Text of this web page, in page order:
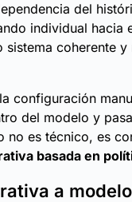
del
individual hacia
coherente
configuración
del modelo y pasa
es técnico, es
basada en
a